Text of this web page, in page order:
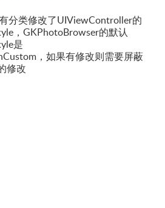
分类修改了UIViewController的
，GKPhotoBrowser的默认
是
，如果有修改则需要屏蔽
修改